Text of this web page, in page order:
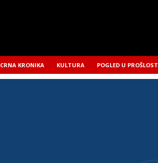
CRNA KRONIKA KULTURA POGLED U PROŠLOST